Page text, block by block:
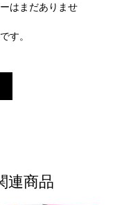
はまだありませ
す。
連商品